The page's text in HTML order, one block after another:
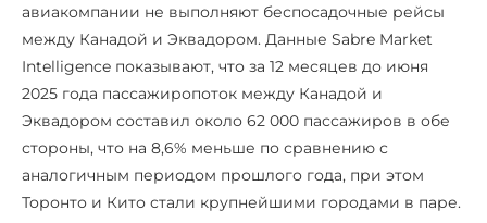
авиакомпании не выполняют беспосадочные рейсы
между Канадой и Эквадором. Данные Sabre Market
Intelligence показывают, что за 12 месяцев до июня
2025 года пассажиропоток между Канадой и
Эквадором составил около 62 000 пассажиров в обе
стороны, что на 8,6% меньше по сравнению с
аналогичным периодом прошлого года, при этом
Торонто и Кито стали крупнейшими городами в паре.